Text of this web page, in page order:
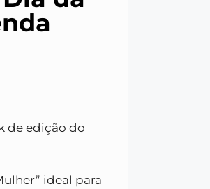
de edição do
ideal para